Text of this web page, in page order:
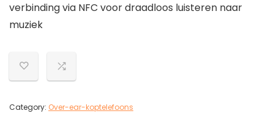
verbinding via NFC voor draadloos luisteren naar
muziek
Category: Over-ear-koptelefoons